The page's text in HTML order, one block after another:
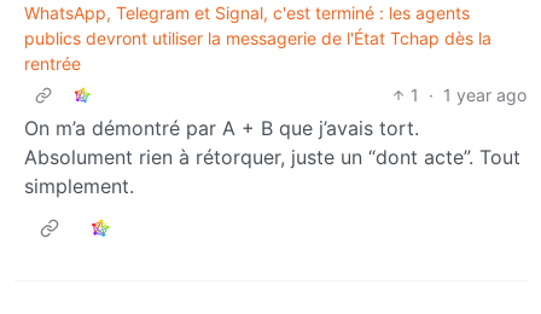
WhatsApp, Telegram et Signal, c'est terminé : les agents
publics devront utiliser la messagerie de l'État Tchap dès la
rentrée
1
· 1 year ago
On m’a démontré par A + B que j’avais tort.
Absolument rien à rétorquer, juste un “dont acte”. Tout
simplement.